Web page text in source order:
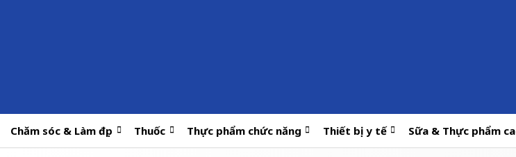
Chăm sóc & Làm đẹp Thuốc Thực phẩm chức năng Thiết bị y tế Sữa & Thực phẩm